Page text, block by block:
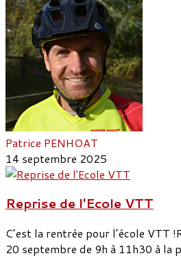
Patrice PENHOAT
14 septembre 2025
Reprise de l'Ecole VTT
C’est la rentrée pour l’école VTT
20 septembre de 9h à 11h30 à la